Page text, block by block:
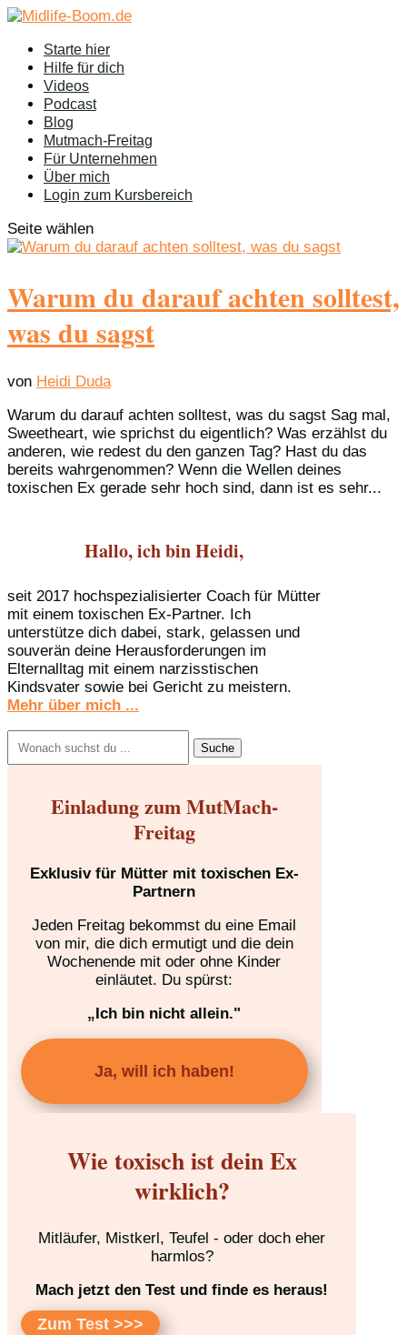
Starte hier
Hilfe für dich
Videos
Podcast
Blog
Mutmach-Freitag
Für Unternehmen
Über mich
Login zum Kursbereich
Seite wählen
Warum du darauf achten solltest,
was du sagst
von Heidi Duda
Warum du darauf achten solltest, was du sagst Sag mal,
Sweetheart, wie sprichst du eigentlich? Was erzählst du
anderen, wie redest du den ganzen Tag? Hast du das
bereits wahrgenommen? Wenn die Wellen deines
toxischen Ex gerade sehr hoch sind, dann ist es sehr...
Hallo, ich bin Heidi,
seit 2017 hochspezialisierter Coach für Mütter
mit einem toxischen Ex-Partner. Ich
unterstütze dich dabei, stark, gelassen und
souverän deine Herausforderungen im
Elternalltag mit einem narzisstischen
Kindsvater sowie bei Gericht zu meistern.
Mehr über mich ...
nach:
Einladung zum MutMach-
Freitag
Exklusiv für Mütter mit toxischen Ex-
Partnern
Jeden Freitag bekommst du eine Email
von mir, die dich ermutigt und die dein
Wochenende mit oder ohne Kinder
einläutet. Du spürst:
„Ich bin nicht allein."
Ja, will ich haben!
Wie toxisch ist dein Ex
wirklich?
Mitläufer, Mistkerl, Teufel - oder doch eher
harmlos?
Mach jetzt den Test und finde es heraus!
Zum Test >>>